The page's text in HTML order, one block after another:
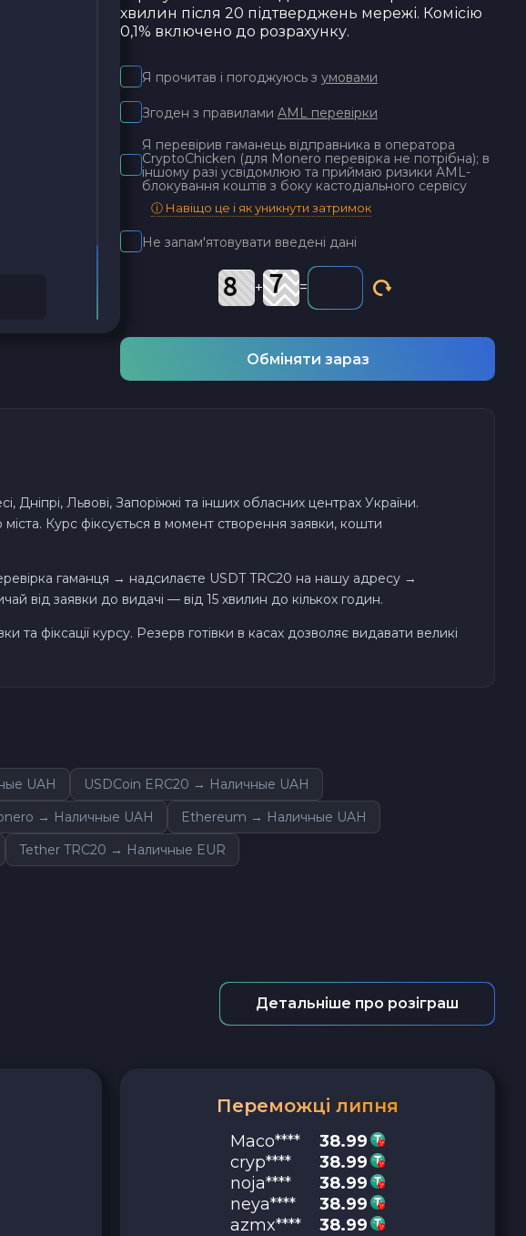
хвилин після 20 підтверджень мережі. Комісію
0,1% включено до розрахунку.
Я прочитав і погоджуюсь з умовами
Згоден з правилами AML перевірки
Я перевірив гаманець відправника в оператора
CryptoChicken (для Monero перевірка не потрібна); в
іншому разі усвідомлюю та приймаю ризики AML-
блокування коштів з боку кастодіального сервісу
ⓘ Навіщо це і як уникнути затримок
Не запам'ятовувати введені дані
+ =
Обміняти зараз
Дніпрі, Львові, Запоріжжі та інших обласних центрах України.
Курс фіксується в момент створення заявки, кошти
гаманця → надсилаєте USDT TRC20 на нашу адресу →
від заявки до видачі — від 15 хвилин до кількох годин.
фіксації курсу. Резерв готівки в касах дозволяє видавати великі
UAH
USDCoin ERC20 → Наличные UAH
→ Наличные UAH
Ethereum → Наличные UAH
Tether TRC20 → Наличные EUR
Детальніше про розіграш
Переможці липня
Maco****
38.99
cryp****
38.99
noja****
38.99
neya****
38.99
azmx****
38.99